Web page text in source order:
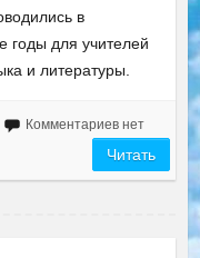
в
годы для учителей
и литературы.
Комментариев нет
Читать